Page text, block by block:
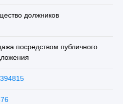
должников
посредством публичного